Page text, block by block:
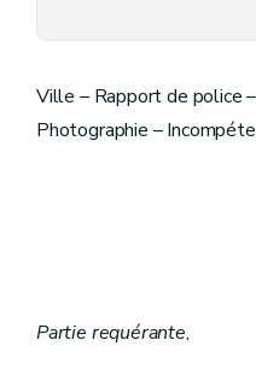
Ville – Rapport de police
Photographie –
Partie requérante,